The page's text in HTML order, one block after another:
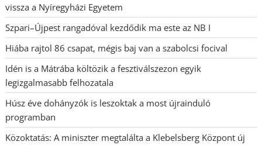
vissza a Nyíregyházi Egyetem
Szpari–Újpest rangadóval kezdődik ma este az NB I
Hiába rajtol 86 csapat, mégis baj van a szabolcsi focival
Idén is a Mátrába költözik a fesztiválszezon egyik
legizgalmasabb felhozatala
Húsz éve dohányzók is leszoktak a most újrainduló
programban
Közoktatás: A miniszter megtalálta a Klebelsberg Központ új